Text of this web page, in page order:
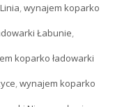
,wynajem koparko
Łabunie,
koparko ładowarki
,wynajem koparko